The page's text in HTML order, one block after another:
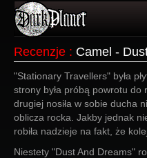
Wydarzenia
Galeria
Forum
Recenzje : Camel -
"Stationary Travellers" była
strony była próbą powrotu
drugiej nosiła w sobie ducha
oblicza rocka. Jakby jednak
robiła nadzieje na fakt, że
Niestety "Dust And Dreams"